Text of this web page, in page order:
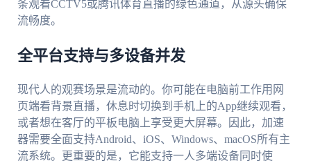
条观看CCTV5或腾讯体育直播的绿色通道，从源头确保
流畅度。
全平台支持与多设备并发
现代人的观赛场景是流动的。你可能在电脑前工作用网
页端看背景直播，休息时切换到手机上的App继续观看，
或者想在客厅的平板电脑上享受更大屏幕。因此，加速
器需要全面支持Android、iOS、Windows、macOS所有主
流系统。更重要的是，它能支持一人多端设备同时使